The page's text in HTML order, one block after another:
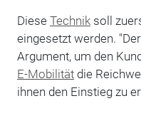
Diese Techniksoll
eingesetzt werden.
Argument, um den
E-Mobilitätdie
ihnen den Einstieg zu